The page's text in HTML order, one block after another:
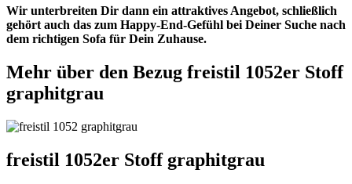
Wir unterbreiten Dir dann ein attraktives Angebot, schließlich
gehört auch das zum Happy-End-Gefühl bei Deiner Suche nach
dem richtigen Sofa für Dein Zuhause.
Mehr über den Bezug freistil 1052er Stoff
graphitgrau
freistil 1052er Stoff graphitgrau